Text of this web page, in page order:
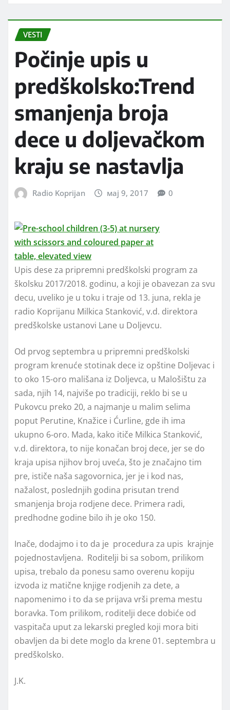
VESTI
Počinje upis u
predškolsko:Trend
smanjenja broja
dece u doljevačkom
kraju se nastavlja
Radio Koprijan мај 9, 2017 0
Upis dese za pripremni predškolski program za
školsku 2017/2018. godinu, a koji je obavezan za svu
decu, uveliko je u toku i traje od 13. juna, rekla je
radio Koprijanu Milkica Stanković, v.d. direktora
predškolske ustanovi Lane u Doljevcu.
Od prvog septembra u pripremni predškolski
program krenuće stotinak dece iz opštine Doljevac i
to oko 15-oro mališana iz Doljevca, u Malošištu za
sada, njih 14, najviše po tradiciji, reklo bi se u
Pukovcu preko 20, a najmanje u malim selima
poput Perutine, Knažice i Ćurline, gde ih ima
ukupno 6-oro. Mada, kako itiče Milkica Stanković,
v.d. direktora, to nije konačan broj dece, jer se do
kraja upisa njihov broj uveća, što je značajno tim
pre, ističe naša sagovornica, jer je i kod nas,
nažalost, poslednjih godina prisutan trend
smanjenja broja rodjene dece. Primera radi,
predhodne godine bilo ih je oko 150.
Inače, dodajmo i to da je procedura za upis krajnje
pojednostavljena. Roditelji bi sa sobom, prilikom
upisa, trebalo da ponesu samo overenu kopiju
izvoda iz matične knjige rodjenih za dete, a
napomenimo i to da se prijava vrši prema mestu
boravka. Tom prilikom, roditelji dece dobiće od
vaspitača uput za lekarski pregled koji mora biti
obavljen da bi dete moglo da krene 01. septembra u
predškolsko.
J.K.